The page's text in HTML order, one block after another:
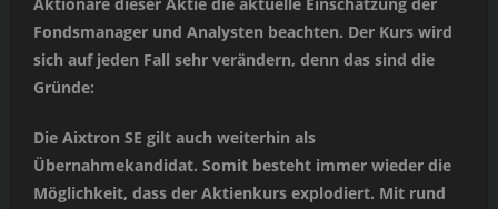
Fondsmanager und Analysten beachten. Der Kurs wird
sich auf jeden Fall sehr verändern, denn das sind die
Gründe:
Die Aixtron SE gilt auch weiterhin als
Übernahmekandidat. Somit besteht immer wieder die
Möglichkeit, dass der Aktienkurs explodiert. Mit rund